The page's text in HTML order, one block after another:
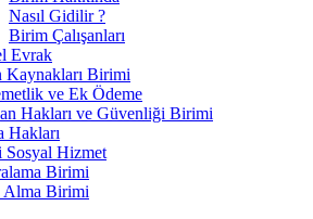
Nasıl Gidilir ?
Birim Çalışanları
Evrak
Kaynakları Birimi
ve Ek Ödeme
Hakları ve Güvenliği Birimi
Hakları
Sosyal Hizmet
Birimi
Alma Birimi